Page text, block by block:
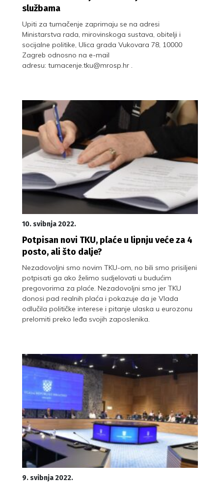
službama
Upiti za tumačenje zaprimaju se na adresi
Ministarstva rada, mirovinskoga sustava, obitelji i
socijalne politike, Ulica grada Vukovara 78, 10000
Zagreb odnosno na e-mail
adresu: tumacenje.tku@mrosp.hr .
10. svibnja 2022.
Potpisan novi TKU, plaće u lipnju veće za 4
posto, ali što dalje?
Nezadovoljni smo novim TKU-om, no bili smo prisiljeni
potpisati ga ako želimo sudjelovati u budućim
pregovorima za plaće. Nezadovoljni smo jer TKU
donosi pad realnih plaća i pokazuje da je Vlada
odlučila političke interese i pitanje ulaska u eurozonu
prelomiti preko leđa svojih zaposlenika.
9. svibnja 2022.